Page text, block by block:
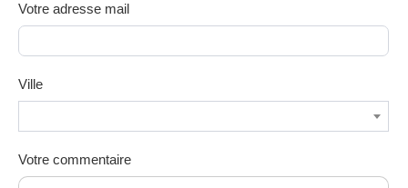
Votre adresse mail
Ville
Votre commentaire